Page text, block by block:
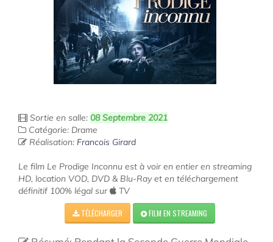
Sortie en salle: 08 Septembre 2021
Catégorie: Drame
Réalisation: Francois Girard
Le film Le Prodige Inconnu est à voir en entier en streaming
HD, location VOD, DVD & Blu-Ray et en téléchargement
définitif 100% légal sur
TV
TÉLÉCHARGER FILM EN STREAMING